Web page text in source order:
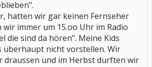
hatten wir gar keinen Fernseher
immer um 15.oo Uhr im Radio
die sind da hören". Meine Kids
überhaupt nicht vorstellen. Wir
draussen und im Herbst durften wir